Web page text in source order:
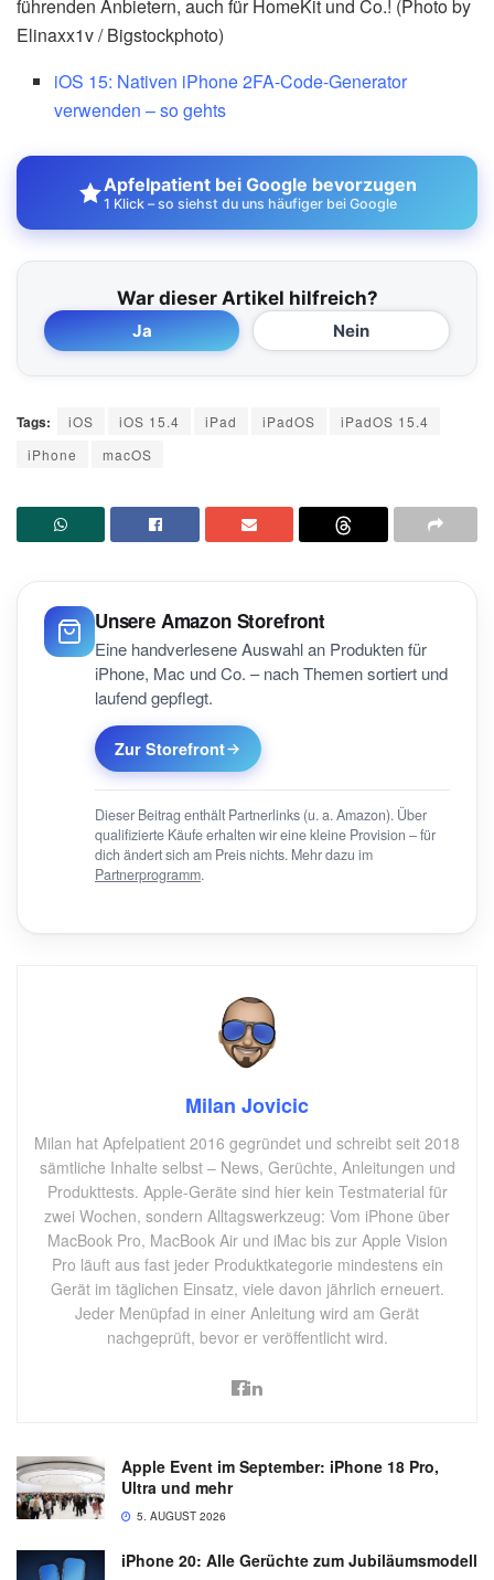
führenden Anbietern, auch für HomeKit und Co.! (Photo by
Elinaxx1v / Bigstockphoto)
iOS 15: Nativen iPhone 2FA-Code-Generator
verwenden – so gehts
Apfelpatient bei Google bevorzugen
1 Klick – so siehst du uns häufiger bei Google
War dieser Artikel hilfreich?
Ja Nein
Tags: iOS iOS 15.4 iPad iPadOS
iPadOS 15.4
iPhone
macOS
Unsere Amazon Storefront
Eine handverlesene Auswahl an Produkten für
iPhone, Mac und Co. – nach Themen sortiert und
laufend gepflegt.
Zur Storefront
Dieser Beitrag enthält Partnerlinks (u. a. Amazon). Über
qualifizierte Käufe erhalten wir eine kleine Provision – für
dich ändert sich am Preis nichts. Mehr dazu im
Partnerprogramm.
Milan Jovicic
Milan hat Apfelpatient 2016 gegründet und schreibt seit 2018
sämtliche Inhalte selbst – News, Gerüchte, Anleitungen und
Produkttests. Apple-Geräte sind hier kein Testmaterial für
zwei Wochen, sondern Alltagswerkzeug: Vom iPhone über
MacBook Pro, MacBook Air und iMac bis zur Apple Vision
Pro läuft aus fast jeder Produktkategorie mindestens ein
Gerät im täglichen Einsatz, viele davon jährlich erneuert.
Jeder Menüpfad in einer Anleitung wird am Gerät
nachgeprüft, bevor er veröffentlicht wird.
Apple Event im September: iPhone 18 Pro,
Ultra und mehr
5. AUGUST 2026
iPhone 20: Alle Gerüchte zum Jubiläumsmodell